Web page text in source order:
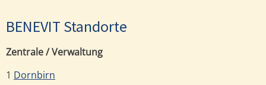
BENEVIT Standorte
Zentrale / Verwaltung
1 Dornbirn